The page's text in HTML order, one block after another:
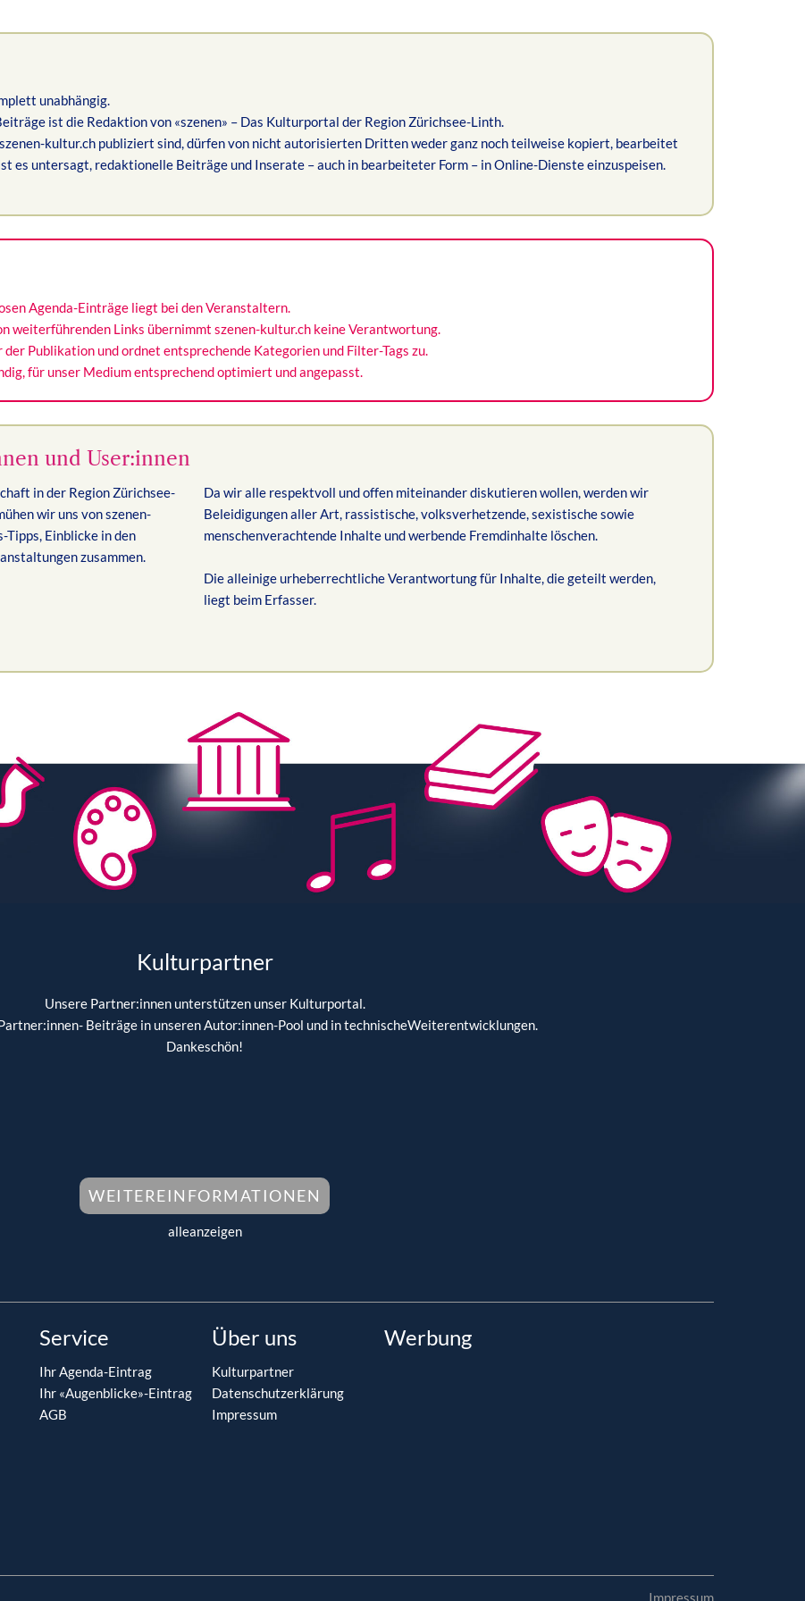
unabhängig.
ist die Redaktion von «szenen» – Das Kulturportal der Region Zürichsee-Linth.
kultur.ch publiziert sind, dürfen von nicht autorisierten Dritten weder ganz noch teilweise kopiert, bearbeitet
es untersagt, redaktionelle Beiträge und Inserate – auch in bearbeiteter Form – in Online-Dienste einzuspeisen.
Agenda-Einträge liegt bei den Veranstaltern.
weiterführenden Links übernimmt szenen-kultur.ch keine Verantwortung.
Publikation und ordnet entsprechende Kategorien und Filter-Tags zu.
für unser Medium entsprechend optimiert und angepasst.
und User:innen
in der Region Zürichsee-
wir uns von szenen-
Einblicke in den
zusammen.
Da wir alle respektvoll und offen miteinander diskutieren wollen, werden wir
Beleidigungen aller Art, rassistische, volksverhetzende, sexistische sowie
menschenverachtende Inhalte und werbende Fremdinhalte löschen.
Die alleinige urheberrechtliche Verantwortung für Inhalte, die geteilt werden,
liegt beim Erfasser.
Kulturpartner
Unsere Partner:innen unterstützen unser Kulturportal.
Beiträge in unseren Autor:innen-Pool und in technischeWeiterentwicklungen.
Dankeschön!
WEITEREINFORMATIONEN
alleanzeigen
Service
Ihr Agenda-Eintrag
Ihr «Augenblicke»-Eintrag
AGB
Über uns
Kulturpartner
Datenschutzerklärung
Impressum
Werbung
Impressum